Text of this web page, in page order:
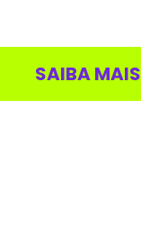
SAIBA MAIS